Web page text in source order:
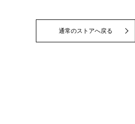
通常のストアへ戻る